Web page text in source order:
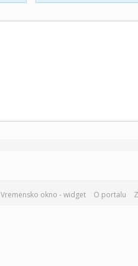
Vremensko okno - widget O portalu